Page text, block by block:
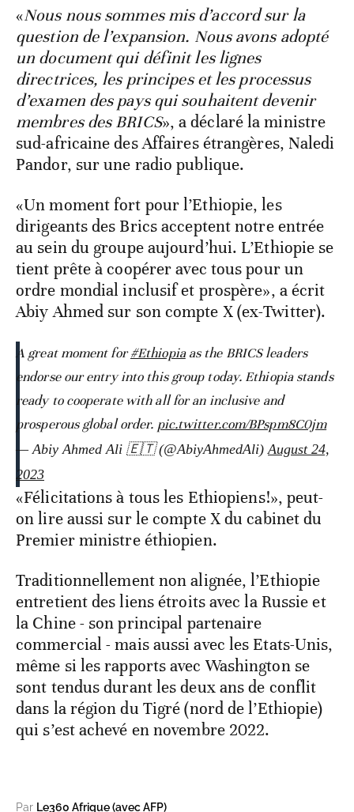
«Nous nous sommes mis d’accord sur la
question de l’expansion. Nous avons adopté
un document qui définit les lignes
directrices, les principes et les processus
d’examen des pays qui souhaitent devenir
membres des BRICS», a déclaré la ministre
sud-africaine des Affaires étrangères, Naledi
Pandor, sur une radio publique.
«Un moment fort pour l’Ethiopie, les
dirigeants des Brics acceptent notre entrée
au sein du groupe aujourd’hui. L’Ethiopie se
tient prête à coopérer avec tous pour un
ordre mondial inclusif et prospère», a écrit
Abiy Ahmed sur son compte X (ex-Twitter).
A great moment for#Ethiopiaas the BRICS leaders
endorse our entry into this group today. Ethiopia stands
ready to cooperate with all for an inclusive and
prosperous global order. pic.twitter.com/BPspm8C0jm
— Abiy Ahmed Ali 🇪🇹 (@AbiyAhmedAli)August 24,
2023
«Félicitations à tous les Ethiopiens!», peut-
on lire aussi sur le compte X du cabinet du
Premier ministre éthiopien.
Traditionnellement non alignée, l’Ethiopie
entretient des liens étroits avec la Russie et
la Chine - son principal partenaire
commercial - mais aussi avec les Etats-Unis,
même si les rapports avec Washington se
sont tendus durant les deux ans de conflit
dans la région du Tigré (nord de l’Ethiopie)
qui s’est achevé en novembre 2022.
Par Le360 Afrique (avec AFP)